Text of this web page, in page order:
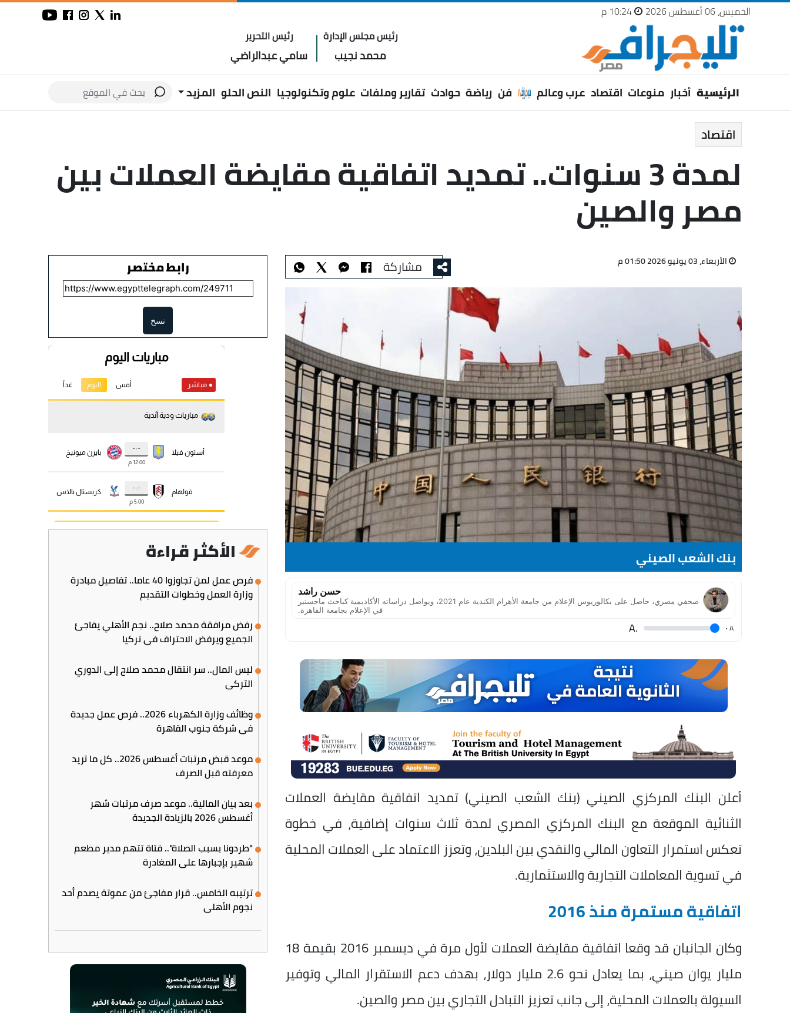
الخميس، 06 أغسطس 2026
10:24 م
رئيس مجلس الإدارة
محمد نجيب
رئيس التحرير
سامي عبدالراضي
الرئيسية أخبار منوعات اقتصاد عرب وعالم فن رياضة حوادث تقارير وملفات علوم وتكنولوجيا النص الحلو المزيد
اقتصاد
لمدة 3 سنوات.. تمديد اتفاقية مقايضة العملات بين
مصر والصين
الأربعاء، 03 يونيو 2026 01:50 م مشاركة
بنك الشعب الصيني
حسن راشد
صحفي مصري، حاصل على بكالوريوس الإعلام من جامعة الأهرام الكندية عام 2021، ويواصل دراساته الأكاديمية كباحث ماجستير
في الإعلام بجامعة القاهرة.
A
.
.A
أعلن البنك المركزي الصيني (بنك الشعب الصيني) تمديد اتفاقية مقايضة العملات
الثنائية الموقعة مع البنك المركزي المصري لمدة ثلاث سنوات إضافية، في خطوة
تعكس استمرار التعاون المالي والنقدي بين البلدين، وتعزز الاعتماد على العملات المحلية
في تسوية المعاملات التجارية والاستثمارية.
اتفاقية مستمرة منذ 2016
وكان الجانبان قد وقعا اتفاقية مقايضة العملات لأول مرة في ديسمبر 2016 بقيمة 18
مليار يوان صيني، بما يعادل نحو 2.6 مليار دولار، بهدف دعم الاستقرار المالي وتوفير
السيولة بالعملات المحلية، إلى جانب تعزيز التبادل التجاري بين مصر والصين.
رابط مختصر
نسخ
الأكثر قراءة
فرص عمل لمن تجاوزوا 40 عاما.. تفاصيل مبادرة
وزارة العمل وخطوات التقديم
رفض مرافقة محمد صلاح.. نجم الأهلي يفاجئ
الجميع ويرفض الاحتراف في تركيا
ليس المال.. سر انتقال محمد صلاح إلى الدوري
التركي
وظائف وزارة الكهرباء 2026.. فرص عمل جديدة
في شركة جنوب القاهرة
موعد قبض مرتبات أغسطس 2026.. كل ما تريد
معرفته قبل الصرف
بعد بيان المالية.. موعد صرف مرتبات شهر
أغسطس 2026 بالزيادة الجديدة
"طردونا بسبب الصلاة".. فتاة تتهم مدير مطعم
شهير بإجبارها على المغادرة
ترتيبه الخامس.. قرار مفاجئ من عموتة يصدم أحد
نجوم الأهلي